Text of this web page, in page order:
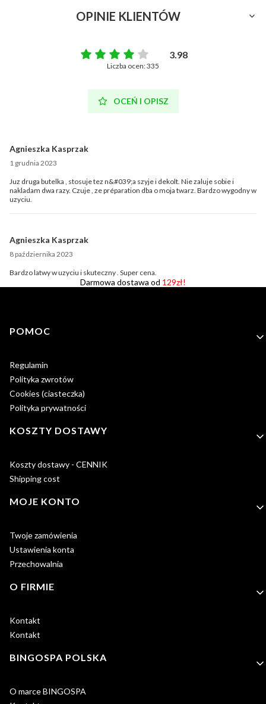
OPINIE KLIENTÓW
3.98
Liczba ocen: 335
OCEŃ I OPISZ
Agnieszka Kasprzak
1 grudnia 2023
Juz druga butelka , stosuje tez n&#039;a szyje i dekolt. Nie zaluje sobie i
nakladam dwa razy. Czuje , ze préparation dba o moja twarz. Bardzo wygodny w
uzyciu.
Agnieszka Kasprzak
8 października 2023
Bardzo latwy w uzyciu i skuteczny . Super cena.
Darmowa dostawa od 129zł!
Linki w stopce
POMOC
Regulamin
Polityka zwrotów
Cookies (ciasteczka)
Polityka prywatności
KOSZTY DOSTAWY
Koszty dostawy - CENNIK
Shipping cost
MOJE KONTO
Twoje zamówienia
Ustawienia konta
Przechowalnia
O FIRMIE
Kontakt
Kontakt
BINGOSPA POLSKA
O marce BINGOSPA